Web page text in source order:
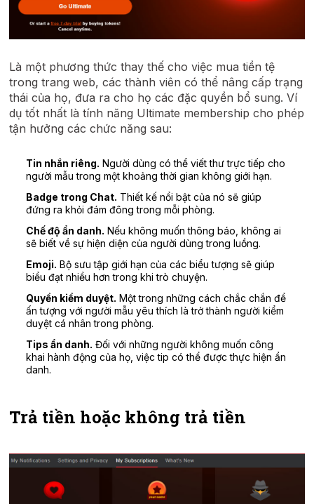
Là một phương thức thay thế cho việc mua tiền tệ
trong trang web, các thành viên có thể nâng cấp trạng
thái của họ, đưa ra cho họ các đặc quyền bổ sung. Ví
dụ tốt nhất là tính năng Ultimate membership cho phép
tận hưởng các chức năng sau:
Tin nhắn riêng. Người dùng có thể viết thư trực tiếp cho
người mẫu trong một khoảng thời gian không giới hạn.
Badge trong Chat. Thiết kế nổi bật của nó sẽ giúp
đứng ra khỏi đám đông trong mỗi phòng.
Chế độ ẩn danh. Nếu không muốn thông báo, không ai
sẽ biết về sự hiện diện của người dùng trong luồng.
Emoji. Bộ sưu tập giới hạn của các biểu tượng sẽ giúp
biểu đạt nhiều hơn trong khi trò chuyện.
Quyền kiểm duyệt. Một trong những cách chắc chắn để
ấn tượng với người mẫu yêu thích là trở thành người kiểm
duyệt cá nhân trong phòng.
Tips ẩn danh. Đối với những người không muốn công
khai hành động của họ, việc tip có thể được thực hiện ẩn
danh.
Trả tiền hoặc không trả tiền